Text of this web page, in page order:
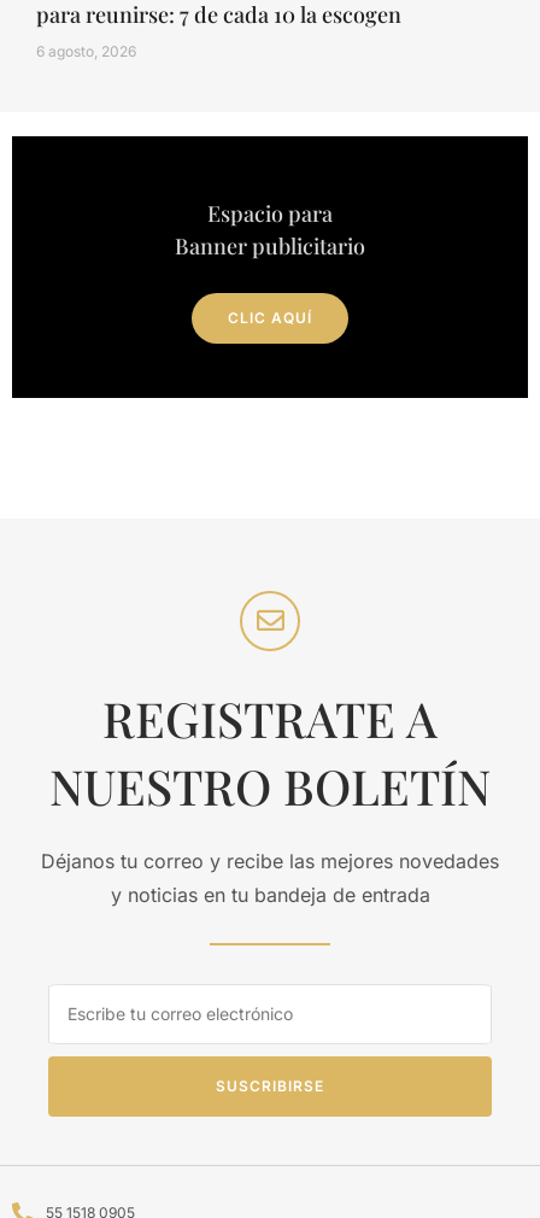
para reunirse: 7 de cada 10 la escogen
6 agosto, 2026
Espacio para
Banner publicitario
CLIC AQUÍ
REGISTRATE A
NUESTRO BOLETÍN
Déjanos tu correo y recibe las mejores novedades
y noticias en tu bandeja de entrada
SUSCRIBIRSE
55 1518 0905